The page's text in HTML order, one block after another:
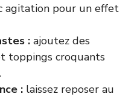
agitation pour un effet
: ajoutez des
toppings croquants
: laissez reposer au